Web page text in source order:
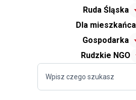
Ruda Śląska
Dla mieszkańca
Gospodarka
Rudzkie NGO